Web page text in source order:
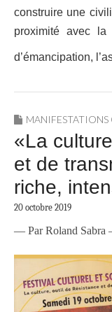
construire une
proximité avec
d’émancipation,
MANIFESTATIONS
«La
et de
riche,
20 octobre 2019
— Par Roland